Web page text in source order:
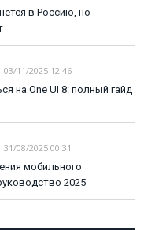
в Россию, но
03/11/2025 12:46
на One UI 8: полный гайд
31/08/2025 00:31
мобильного
2025